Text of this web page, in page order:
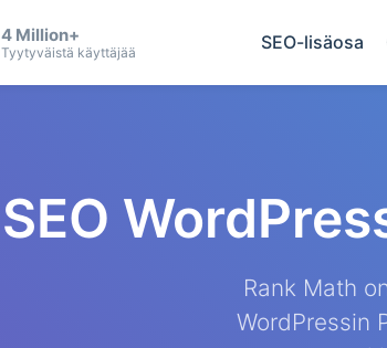
4 Million+
Tyytyväistä käyttäjää SEO-lisäosa
SEO
Rank Math
WordPressin